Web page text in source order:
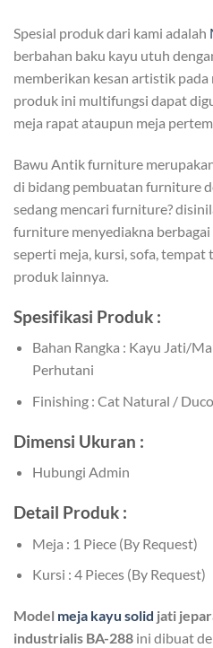
Spesial produk dari kami adalah
berbahan baku kayu utuh
memberikan kesan artistik
produk ini multifungsi dapat
meja rapat ataupun meja
Bawu Antik furniture
di bidang pembuatan furniture
sedang mencari furniture?
furniture menyediakna
seperti meja, kursi, sofa, tempat
produk lainnya.
Spesifikasi Produk :
Bahan Rangka : Kayu Jati/
Perhutani
Finishing : Cat Natural /
Dimensi Ukuran :
Hubungi Admin
Detail Produk :
Meja : 1 Piece (By Request)
Kursi : 4 Pieces (By Request)
Model meja kayu solid jati
industrialis BA-288 ini dibuat